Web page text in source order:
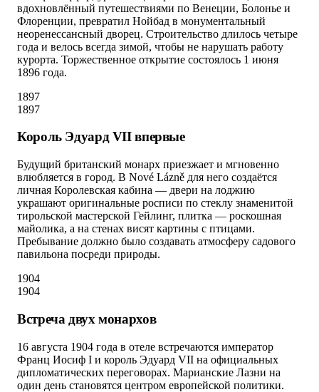
вдохновлённый путешествиями по Венеции, Болонье и
Флоренции, превратил Нойбад в монументальный
неоренессансный дворец. Строительство длилось четыре
года и велось всегда зимой, чтобы не нарушать работу
курорта. Торжественное открытие состоялось 1 июня
1896 года.
1897
1897
Король Эдуард VII впервые
Будущий британский монарх приезжает и мгновенно
влюбляется в город. В Nové Lázně для него создаётся
личная Королевская кабина — двери на лоджию
украшают оригинальные росписи по стеклу знаменитой
тирольской мастерской Гейлинг, плитка — роскошная
майолика, а на стенах висят картины с птицами.
Пребывание должно было создавать атмосферу садового
павильона посреди природы.
1904
1904
Встреча двух монархов
16 августа 1904 года в отеле встречаются император
Франц Иосиф I и король Эдуард VII на официальных
дипломатических переговорах. Марианские Лазни на
один день становятся центром европейской политики.